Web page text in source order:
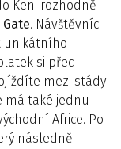
Keni rozhodně
Gate. Návštěvníci
unikátního
si před
mezi stády
má také jednu
Africe. Po
následně